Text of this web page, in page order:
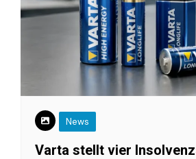
News
Varta stellt vier